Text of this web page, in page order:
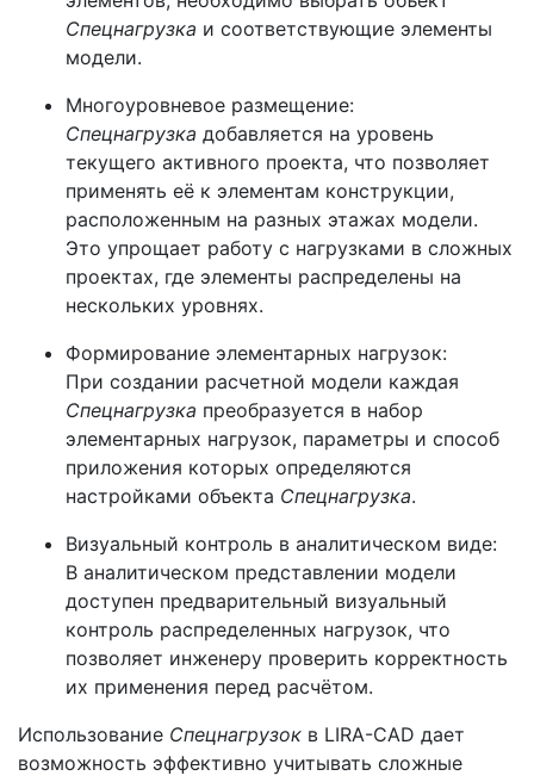
Спецнагрузка и соответствующие элементы
модели.
Многоуровневое размещение:
Спецнагрузка добавляется на уровень
текущего активного проекта, что позволяет
применять её к элементам конструкции,
расположенным на разных этажах модели.
Это упрощает работу с нагрузками в сложных
проектах, где элементы распределены на
нескольких уровнях.
Формирование элементарных нагрузок:
При создании расчетной модели каждая
Спецнагрузка преобразуется в набор
элементарных нагрузок, параметры и способ
приложения которых определяются
настройками объекта Спецнагрузка.
Визуальный контроль в аналитическом виде:
В аналитическом представлении модели
доступен предварительный визуальный
контроль распределенных нагрузок, что
позволяет инженеру проверить корректность
их применения перед расчётом.
Использование Спецнагрузок в LIRA-CAD дает
возможность эффективно учитывать сложные